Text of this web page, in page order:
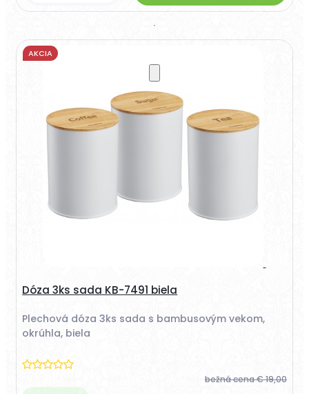
Dóza 3ks sada KB-7491 biela
Plechová dóza 3ks sada s bambusovým vekom,
okrúhla, biela
bežná cena€ 19,00
AKCIA